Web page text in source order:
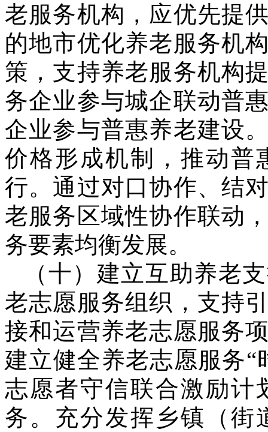
老服务机构，应优先提
的地市优化养老服务机
策，支持养老服务机构
务企业参与城企联动普
企业参与普惠养老建设
价格形成机制，推动普
行。通过对口协作、结
老服务区域性协作联动
务要素均衡发展。
（十）建立互助养老
老志愿服务组织，支持
接和运营养老志愿服务
建立健全养老志愿服务
志愿者守信联合激励计
务。充分发挥乡镇（街